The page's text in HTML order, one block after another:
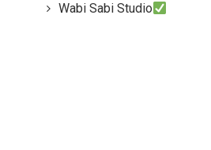
Wabi Sabi Studio